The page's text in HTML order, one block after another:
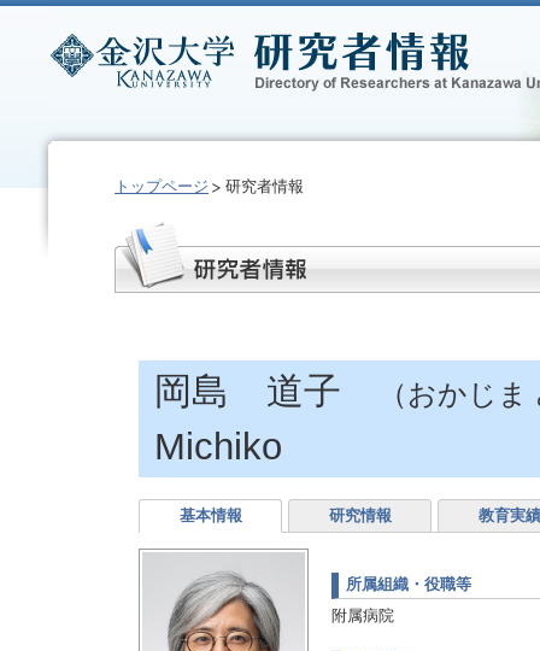
トップページ 研究者情報
岡島 道子 （おかじ
Michiko
基本情報 研究情報 教育実績
所属組織・役職等
附属病院